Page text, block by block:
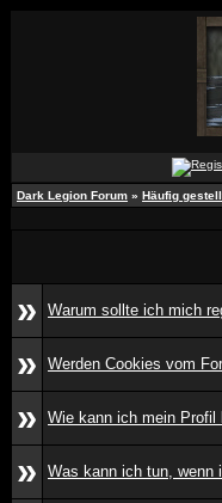
Dark Legion Forum » Häufig
»
Warum sollte ich mich
» Werden Cookies vom
» Wie kann ich mein Profil
» Was kann ich tun, wenn